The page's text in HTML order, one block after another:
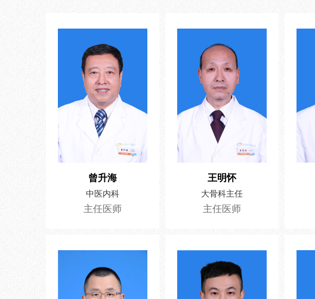
曾升海
中医内科
主任医师
王明怀
大骨科主任
主任医师